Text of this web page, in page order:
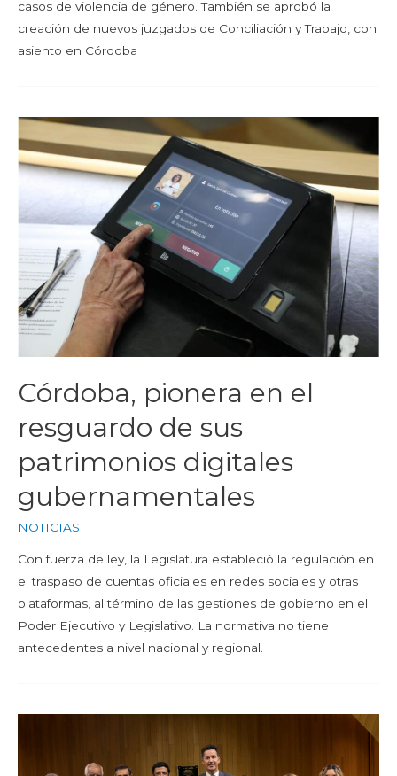
casos de violencia de género. También se aprobó la
creación de nuevos juzgados de Conciliación y Trabajo, con
asiento en Córdoba
Córdoba, pionera en el
resguardo de sus
patrimonios digitales
gubernamentales
NOTICIAS
Con fuerza de ley, la Legislatura estableció la regulación en
el traspaso de cuentas oficiales en redes sociales y otras
plataformas, al término de las gestiones de gobierno en el
Poder Ejecutivo y Legislativo. La normativa no tiene
antecedentes a nivel nacional y regional.